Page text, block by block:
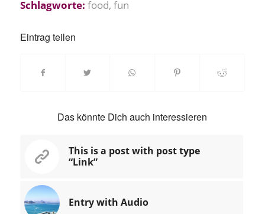
Schlagworte: food, fun
Eintrag teilen
Das könnte Dich auch interessieren
This is a post with post type
“Link”
Entry with Audio